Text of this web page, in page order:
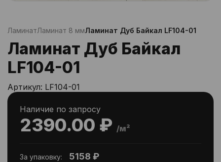
ЛаминатЛаминат 8 ммЛаминат Дуб Байкал LF104-01
Ламинат Дуб Байкал
LF104-01
Артикул: LF104-01
2390.00 ₽ /м²
Наличие по запросу
За упаковку: 5158 ₽